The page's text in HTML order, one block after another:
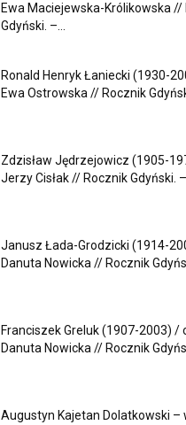
Ewa Maciejewska-Królikowska //
Gdyński. –...
Ronald Henryk Łaniecki (1930-
Ewa Ostrowska // Rocznik
Zdzisław Jędrzejowicz (1905-
Jerzy Cisłak // Rocznik Gdyński.
Janusz Łada-Grodzicki (1914-
Danuta Nowicka // Rocznik
Franciszek Greluk (1907-2003) /
Danuta Nowicka // Rocznik
Augustyn Kajetan Dolatkowski –